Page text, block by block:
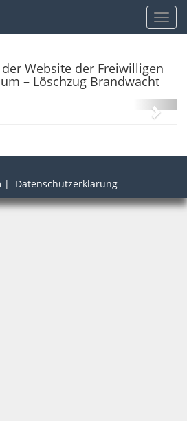
Website der Freiwilligen
– Löschzug Brandwacht
| Datenschutzerklärung